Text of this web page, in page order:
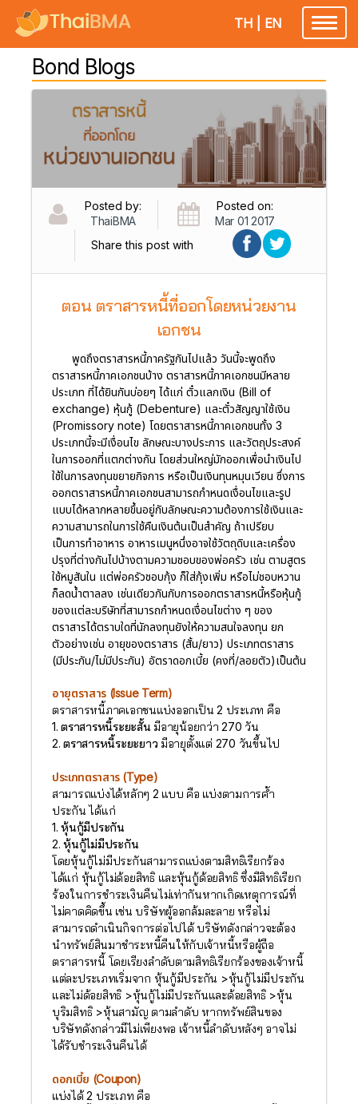
TH EN
Bond Blogs
Posted by:
ThaiBMA
Posted on:
Mar 01 2017
Share this post with
ตอน ตราสารหนี้ที่ออกโดยหน่วยงาน
เอกชน
พูดถึงตราสารหนี้ภาครัฐกันไปแล้ว วันนี้จะพูดถึง
ตราสารหนี้ภาคเอกชนบ้าง ตราสารหนี้ภาคเอกชนมีหลาย
ประเภท ที่ได้ยินกันบ่อยๆ ได้แก่ ตั๋วแลกเงิน (Bill of
exchange) หุ้นกู้ (Debenture) และตั๋วสัญญาใช้เงิน
(Promissory note) โดยตราสารหนี้ภาคเอกชนทั้ง 3
ประเภทนี้จะมีเงื่อนไข ลักษณะบางประการ และวัตถุประสงค์
ในการออกที่แตกต่างกัน โดยส่วนใหญ่มักออกเพื่อนำเงินไป
ใช้ในการลงทุนขยายกิจการ หรือเป็นเงินทุนหมุนเวียน ซึ่งการ
ออกตราสารหนี้ภาคเอกชนสามารถกำหนดเงื่อนไขและรูป
แบบได้หลากหลายขึ้นอยู่กับลักษณะความต้องการใช้เงินและ
ความสามารถในการใช้คืนเงินต้นเป็นสำคัญ ถ้าเปรียบ
เป็นการทำอาหาร อาหารเมนูหนึ่งอาจใช้วัตถุดิบและเครื่อง
ปรุงที่ต่างกันไปบ้างตามความชอบของพ่อครัว เช่น ตามสูตร
ใช้หมูสันใน แต่พ่อครัวชอบกุ้ง ก็ใส่กุ้งเพิ่ม หรือไม่ชอบหวาน
ก็ลดน้ำตาลลง เช่นเดียวกันกับการออกตราสารหนี้หรือหุ้นกู้
ของแต่ละบริษัทที่สามารถกำหนดเงื่อนไขต่าง ๆ ของ
ตราสารได้ตราบใดที่นักลงทุนยังให้ความสนใจลงทุน ยก
ตัวอย่างเช่น อายุของตราสาร (สั้น/ยาว) ประเภทตราสาร
(มีประกัน/ไม่มีประกัน) อัตราดอกเบี้ย (คงที่/ลอยตัว)เป็นต้น
อายุตราสาร (Issue Term)
ตราสารหนี้ภาคเอกชนแบ่งออกเป็น 2 ประเภท คือ
1. ตราสารหนี้ระยะสั้นมีอายุน้อยกว่า 270 วัน
2. ตราสารหนี้ระยะยาว มีอายุตั้งแต่ 270 วันขึ้นไป
ประเภทตราสาร (Type)
สามารถแบ่งได้หลักๆ 2 แบบ คือ แบ่งตามการค้ำ
ประกัน ได้แก่
1. หุ้นกู้มีประกัน
2. หุ้นกู้ไม่มีประกัน
โดยหุ้นกู้ไม่มีประกันสามารถแบ่งตามสิทธิเรียกร้อง
ได้แก่ หุ้นกู้ไม่ด้อยสิทธิ และหุ้นกู้ด้อยสิทธิ ซึ่งมีสิทธิเรียก
ร้องในการชำระเงินคืนไม่เท่ากันหากเกิดเหตุการณ์ที่
ไม่คาดคิดขึ้น เช่น บริษัทผู้ออกล้มละลาย หรือไม่
สามารถดำเนินกิจการต่อไปได้ บริษัทดังกล่าวจะต้อง
นำทรัพย์สินมาชำระหนี้คืนให้กับเจ้าหนี้หรือผู้ถือ
ตราสารหนี้ โดยเรียงลำดับตามสิทธิเรียกร้องของเจ้าหนี้
แต่ละประเภทเริ่มจาก หุ้นกู้มีประกัน >หุ้นกู้ไม่มีประกัน
และไม่ด้อยสิทธิ >หุ้นกู้ไม่มีประกันและด้อยสิทธิ >หุ้น
บุริมสิทธิ >หุ้นสามัญ ตามลำดับ หากทรัพย์สินของ
บริษัทดังกล่าวมีไม่เพียงพอ เจ้าหนี้ลำดับหลังๆ อาจไม่
ได้รับชำระเงินคืนได้
ดอกเบี้ย (Coupon)
แบ่งได้ 2 ประเภท คือ